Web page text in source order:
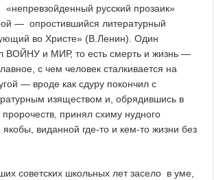
«непревзойденный русский прозаик»
— опростившийся литературный
во Христе» (В.Ленин). Один
ВОЙНУ и МИР, то есть смерть и жизнь —
с чем человек сталкивается на
— вроде как сдуру покончил с
изяществом и, обрядившись в
принял схиму нудного
виданной где-то и кем-то жизни без
советских школьных лет засело в уме,